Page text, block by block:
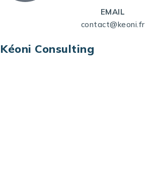
EMAIL
contact@keoni.fr
Kéoni Consulting